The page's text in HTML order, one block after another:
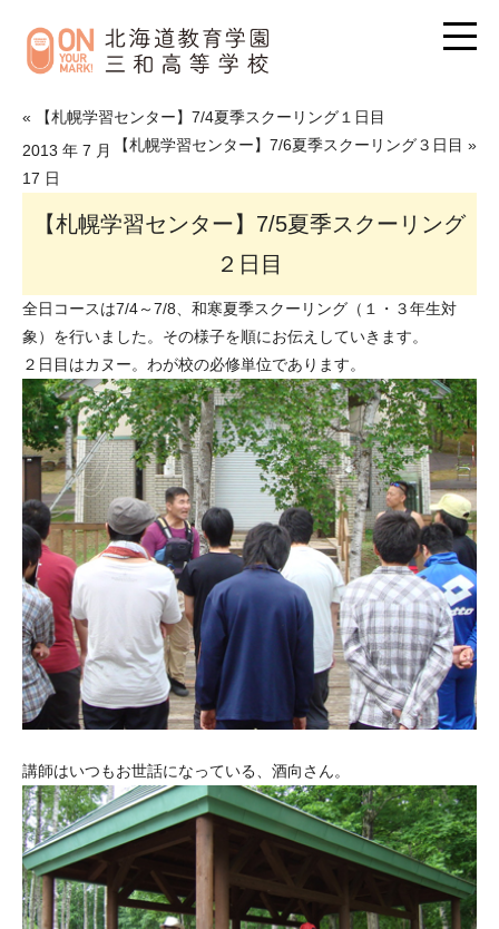
« 【札幌学習センター】7/4夏季スクーリング１日目
【札幌学習センター】7/6夏季スクーリング３日目 »
2013 年 7 月
17 日
【札幌学習センター】7/5夏季スクーリング
２日目
全日コースは7/4～7/8、和寒夏季スクーリング（１・３年生対
象）を行いました。その様子を順にお伝えしていきます。
２日目はカヌー。わが校の必修単位であります。
講師はいつもお世話になっている、酒向さん。